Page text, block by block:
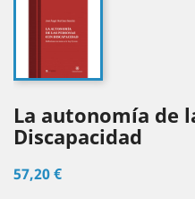
La autonomía de
Discapacidad
57,20 €